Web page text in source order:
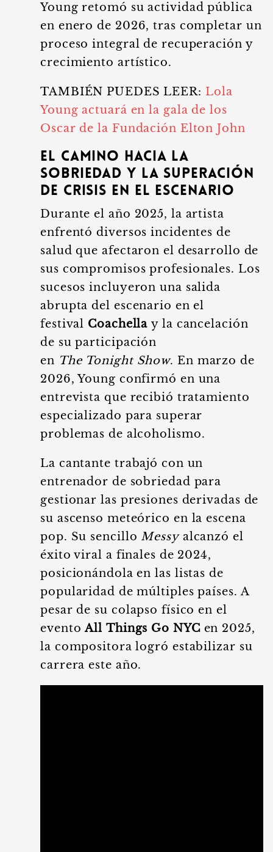
Young retomó su actividad pública
en enero de 2026, tras completar un
proceso integral de recuperación y
crecimiento artístico.
TAMBIÉN PUEDES LEER: Lola
Young actuará en la gala de los
Oscar de la Fundación Elton John
El camino hacia la
sobriedad y la superación
de crisis en el escenario
Durante el año 2025, la artista
enfrentó diversos incidentes de
salud que afectaron el desarrollo de
sus compromisos profesionales. Los
sucesos incluyeron una salida
abrupta del escenario en el
festival Coachella y la cancelación
de su participación
en The Tonight Show. En marzo de
2026, Young confirmó en una
entrevista que recibió tratamiento
especializado para superar
problemas de alcoholismo.
La cantante trabajó con un
entrenador de sobriedad para
gestionar las presiones derivadas de
su ascenso meteórico en la escena
pop. Su sencillo Messyalcanzó el
éxito viral a finales de 2024,
posicionándola en las listas de
popularidad de múltiples países. A
pesar de su colapso físico en el
eventoAll Things Go NYCen 2025,
la compositora logró estabilizar su
carrera este año.